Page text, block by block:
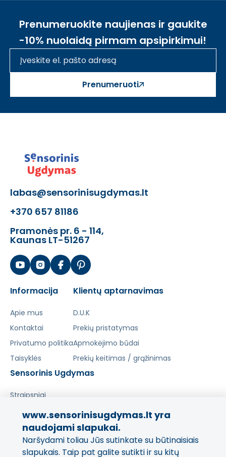
Prenumeruokite naujienas ir gaukite
-10% nuolaidą pirmam apsipirkimui!
Prenumeruoti
labas@sensorinisugdymas.lt
+370 657 81186
Pramonės pr. 6 - 114,
Kaunas LT-51267
Informacija
Apie mus
Kontaktai
Privatumo politika
Taisyklės
Klientų aptarnavimas
D.U.K
Prekių pristatymas
Apmokėjimo būdai
Prekių keitimas / grąžinimas
Sensorinis Ugdymas
Straipsniai
Pasidalinkite savo patirtimi!
Jūsų nuomonė svarbi mums
ir kitiems pirkėjams.
www.sensorinisugdymas.lt yra
naudojami slapukai.
Naršydami toliau Jūs sutinkate su būtinaisiais
slapukais. Taip pat galite sutikti ir su kitų